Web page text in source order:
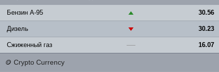
Бензин A-95 ▲ 30.56
Дизель ▼ 30.23
Сжиженный газ — 16.07
🪙 Crypto Currency